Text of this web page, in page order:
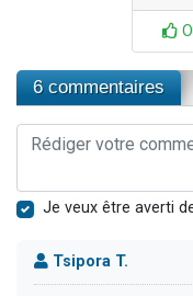
6 commentaires
Je veux être averti
Tsipora T.